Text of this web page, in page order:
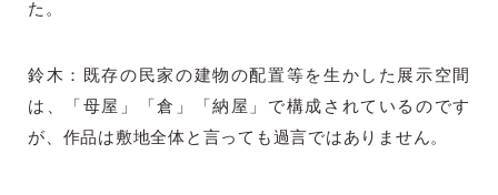
た。
鈴木：既存の民家の建物の配置等を生かした展示空間
は、「母屋」「倉」「納屋」で構成されているのです
が、作品は敷地全体と言っても過言ではありません。